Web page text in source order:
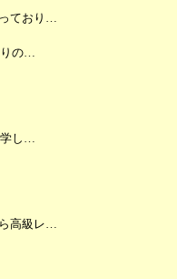
ており…
りの…
学し…
高級レ…